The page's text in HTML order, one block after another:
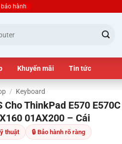
bảo hành
Khuyến mãi Tin tức
/ Keyboard
ThinkPad E570 E570C
01AX200 – Cái
thuật 🔒 Bảo hành rõ ràng